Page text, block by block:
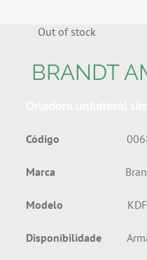
Out of stock
BRANDT
Código
Marca
Modelo
Disponibilidade